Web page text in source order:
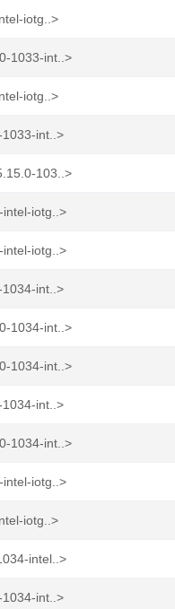
iotg..>
1033-int..>
iotg..>
int..>
103..>
iotg..>
iotg..>
int..>
1034-int..>
1034-int..>
int..>
1034-int..>
iotg..>
iotg..>
intel..>
int..>